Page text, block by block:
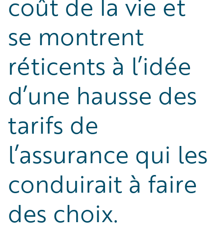
se montrent
réticents à l’idée
d’une hausse des
tarifs de
l’assurance qui les
conduirait à faire
des choix.